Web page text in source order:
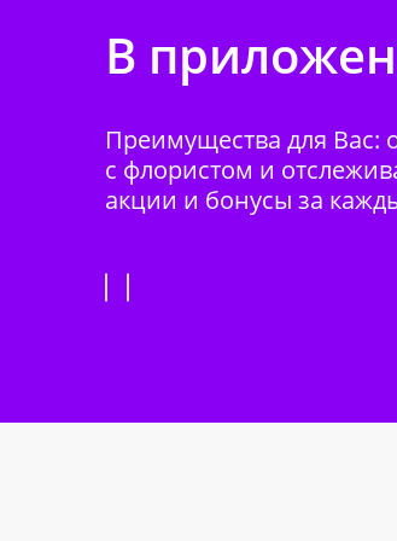
В
Преимущества для Вас:
с флористом и
акции и бонусы за